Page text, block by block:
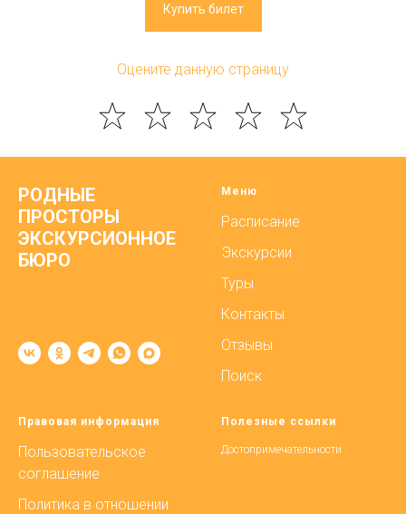
Купить билет
Оцените данную страницу
РОДНЫЕ
ПРОСТОРЫ
ЭКСКУРСИОННОЕ
БЮРО
Меню
Расписание
Экскурсии
Туры
Контакты
Отзывы
Поиск
Правовая информация
Пользовательское
соглашение
Политика в отношении
Полезные ссылки
Достопримечательности